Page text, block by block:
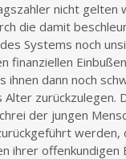
nicht gelten
die damit
Systems noch
finanziellen
ihnen dann noch
zurückzulegen.
der jungen
werden,
ihrer offenkundigen